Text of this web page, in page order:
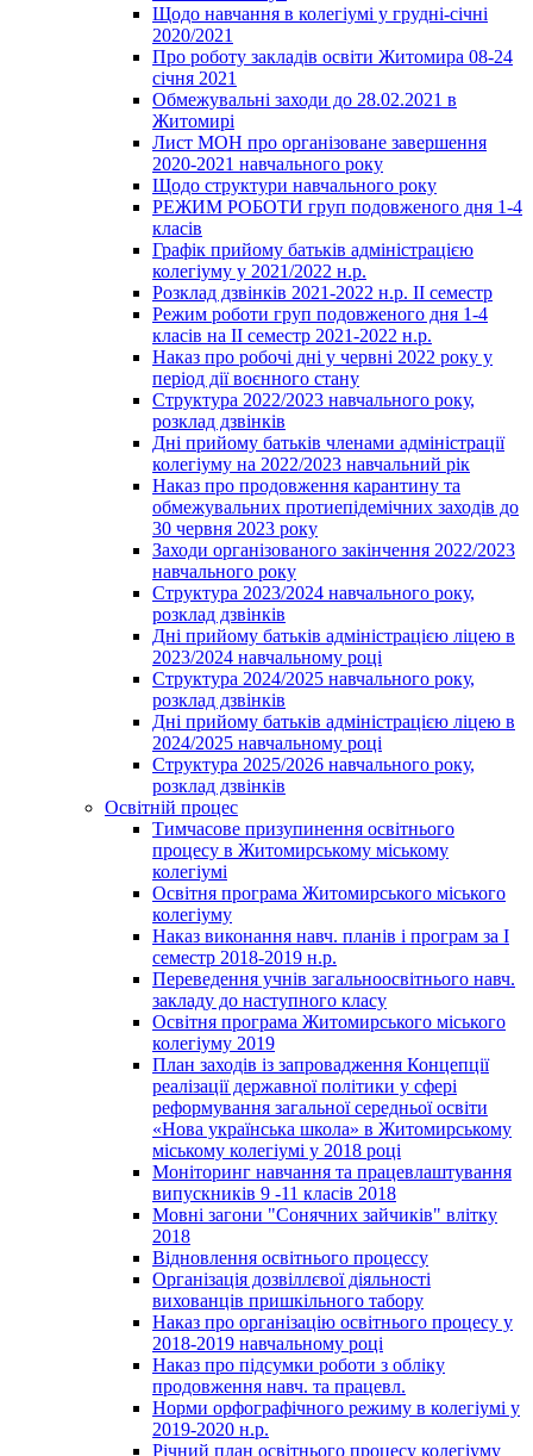
Щодо навчання в колегіумі у грудні-січні
2020/2021
Про роботу закладів освіти Житомира 08-24
січня 2021
Обмежувальні заходи до 28.02.2021 в
Житомирі
Лист МОН про організоване завершення
2020-2021 навчального року
Щодо структури навчального року
РЕЖИМ РОБОТИ груп подовженого дня 1-4
класів
Графік прийому батьків адміністрацією
колегіуму у 2021/2022 н.р.
Розклад дзвінків 2021-2022 н.р. ІІ семестр
Режим роботи груп подовженого дня 1-4
класів на ІІ семестр 2021-2022 н.р.
Наказ про робочі дні у червні 2022 року у
період дії воєнного стану
Структура 2022/2023 навчального року,
розклад дзвінків
Дні прийому батьків членами адміністрації
колегіуму на 2022/2023 навчальний рік
Наказ про продовження карантину та
обмежувальних протиепідемічних заходів до
30 червня 2023 року
Заходи організованого закінчення 2022/2023
навчального року
Структура 2023/2024 навчального року,
розклад дзвінків
Дні прийому батьків адміністрацією ліцею в
2023/2024 навчальному році
Структура 2024/2025 навчального року,
розклад дзвінків
Дні прийому батьків адміністрацією ліцею в
2024/2025 навчальному році
Структура 2025/2026 навчального року,
розклад дзвінків
Освітній процес
Тимчасове призупинення освітнього
процесу в Житомирському міському
колегіумі
Освітня програма Житомирського міського
колегіуму
Наказ виконання навч. планів і програм за І
семестр 2018-2019 н.р.
Переведення учнів загальноосвітнього навч.
закладу до наступного класу
Освітня програма Житомирського міського
колегіуму 2019
План заходів із запровадження Концепції
реалізації державної політики у сфері
реформування загальної середньої освіти
«Нова українська школа» в Житомирському
міському колегіумі у 2018 році
Моніторинг навчання та працевлаштування
випускників 9 -11 класів 2018
Мовні загони "Сонячних зайчиків" влітку
2018
Відновлення освітнього процессу
Організація дозвіллєвої діяльності
вихованців пришкільного табору
Наказ про організацію освітнього процесу у
2018-2019 навчальному році
Наказ про підсумки роботи з обліку
продовження навч. та працевл.
Норми орфографічного режиму в колегіумі у
2019-2020 н.р.
Річний план освітнього процесу колегіуму